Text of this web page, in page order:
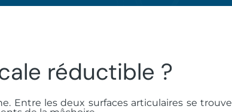
réductible ?
Entre les deux surfaces articulaires se trouve